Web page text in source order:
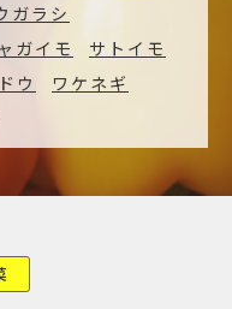
ガラシ
ガイモ
サトイモ
ウ
ワケネギ